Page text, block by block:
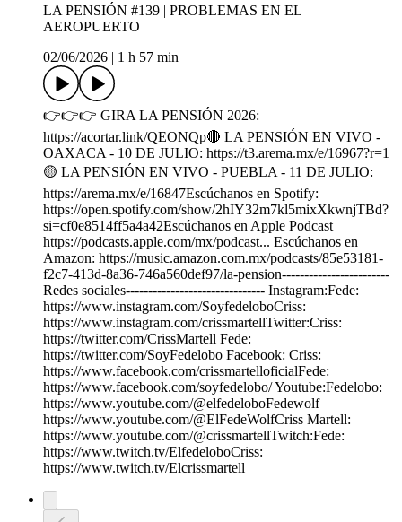
LA PENSIÓN #139 | PROBLEMAS EN EL
AEROPUERTO
02/06/2026
1 h 57 min
👉👉👉 GIRA LA PENSIÓN 2026:
https://acortar.link/QEONQp🔴 LA PENSIÓN EN VIVO -
OAXACA - 10 DE JULIO: https://t3.arema.mx/e/16967?r=1
🟡 LA PENSIÓN EN VIVO - PUEBLA - 11 DE JULIO:
https://arema.mx/e/16847Escúchanos en Spotify:
https://open.spotify.com/show/2hIY32m7kl5mixXkwnjTBd?
si=cf0e8514ff5a4a42Escúchanos en Apple Podcast
https://podcasts.apple.com/mx/podcast... Escúchanos en
Amazon: https://music.amazon.com.mx/podcasts/85e53181-
f2c7-413d-8a36-746a560def97/la-pension------------------------
Redes sociales------------------------------- Instagram:Fede:
https://www.instagram.com/SoyfedeloboCriss:
https://www.instagram.com/crissmartellTwitter:Criss:
https://twitter.com/CrissMartell Fede:
https://twitter.com/SoyFedelobo Facebook: Criss:
https://www.facebook.com/crissmartelloficialFede:
https://www.facebook.com/soyfedelobo/ Youtube:Fedelobo:
https://www.youtube.com/@elfedeloboFedewolf
https://www.youtube.com/@ElFedeWolfCriss Martell:
https://www.youtube.com/@crissmartellTwitch:Fede:
https://www.twitch.tv/ElfedeloboCriss:
https://www.twitch.tv/Elcrissmartell